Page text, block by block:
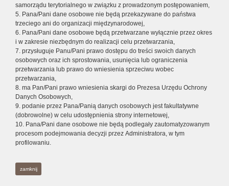
samorządu terytorialnego w związku z prowadzonym postępowaniem,
5. Pana/Pani dane osobowe nie będą przekazywane do państwa
trzeciego ani do organizacji międzynarodowej,
6. Pana/Pani dane osobowe będą przetwarzane wyłącznie przez okres
i w zakresie niezbędnym do realizacji celu przetwarzania,
7. przysługuje Panu/Pani prawo dostępu do treści swoich danych
osobowych oraz ich sprostowania, usunięcia lub ograniczenia
przetwarzania lub prawo do wniesienia sprzeciwu wobec
przetwarzania,
8. ma Pan/Pani prawo wniesienia skargi do Prezesa Urzędu Ochrony
Danych Osobowych,
9. podanie przez Pana/Panią danych osobowych jest fakultatywne
(dobrowolne) w celu udostępnienia strony internetowej,
10. Pana/Pani dane osobowe nie będą podlegały zautomatyzowanym
procesom podejmowania decyzji przez Administratora, w tym
profilowaniu.
zamknij